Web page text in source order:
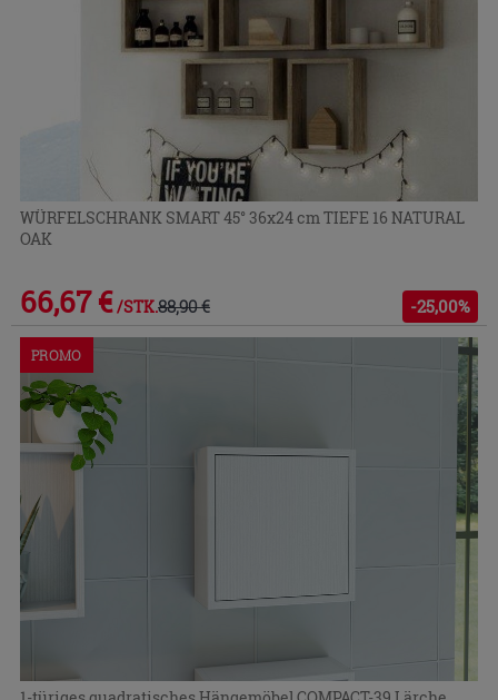
WÜRFELSCHRANK SMART 45° 36x24 cm TIEFE 16 NATURAL
OAK
66,67 € /STK.88,90 € -25,00%
PROMO